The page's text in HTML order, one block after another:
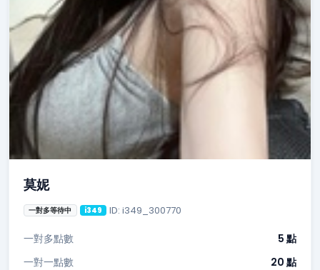
莫妮
一對多等待中 i349 ID: i349_300770
一對多點數
5 點
一對一點數
20 點